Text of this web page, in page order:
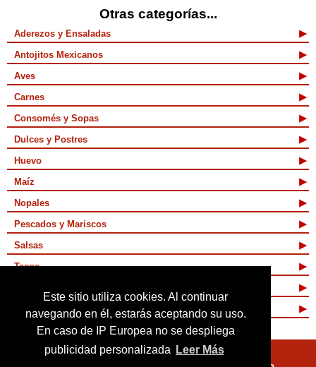
Este sitio utiliza cookies. Al continuar
navegando en él, estarás aceptando su uso.
En caso de IP Europea no se despliega
publicidad personalizada
Leer Más
Otras categorías...
Aderezos y Ensaladas
Antojitos Mexicanos
Aves
Carnes
Consomés y Sopas
Dulces y Postres
Huevo
Maíz
Nopales
Pescados y Mariscos
Salsas
Tacos
Vegetarianas